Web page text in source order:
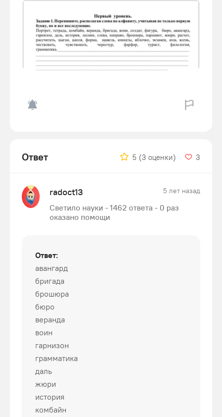
Ответ 5 (3 оценки) 3
radoct13 5 лет назад
Светило науки - 1462 ответа - 0 раз
оказано помощи
Ответ:
авангард
бригада
брошюра
бюро
веранда
воин
гарнизон
грамматика
даль
жюри
история
комбайн